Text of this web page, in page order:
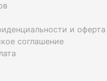
и оферта
соглашение